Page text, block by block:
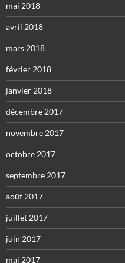
mai 2018
avril 2018
mars 2018
février 2018
janvier 2018
décembre 2017
novembre 2017
octobre 2017
septembre 2017
août 2017
juillet 2017
juin 2017
mai 2017